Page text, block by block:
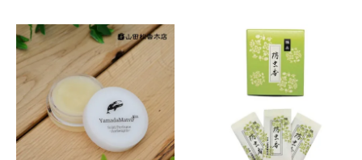
フード・ドリンク
ブランド
定期購入
オリジナルブランド